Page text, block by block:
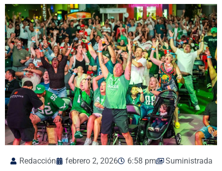
Redacción febrero 2, 2026 6:58 pm Suministrada